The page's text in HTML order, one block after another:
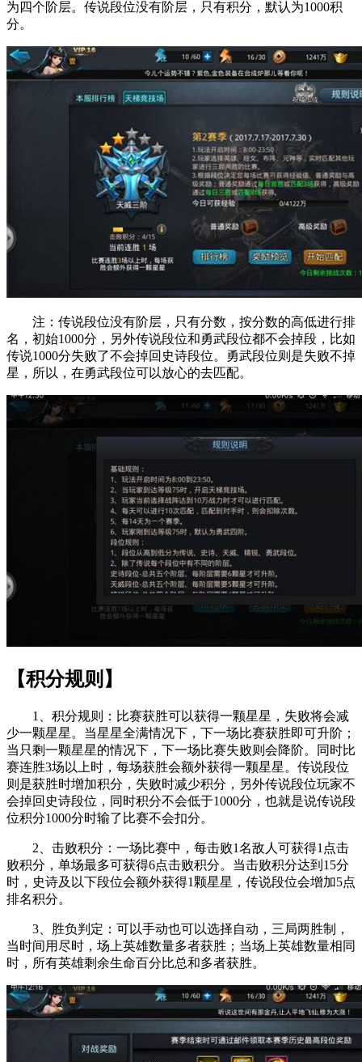
为四个阶层。传说段位没有阶层，只有积分，默认为1000积
分。
注：传说段位没有阶层，只有分数，按分数的高低进行排
名，初始1000分，另外传说段位和勇武段位都不会掉段，比如
传说1000分失败了不会掉回史诗段位。勇武段位则是失败不掉
星，所以，在勇武段位可以放心的去匹配。
【积分规则】
1、积分规则：比赛获胜可以获得一颗星星，失败将会减
少一颗星星。当星星全满情况下，下一场比赛获胜即可升阶；
当只剩一颗星星的情况下，下一场比赛失败则会降阶。同时比
赛连胜3场以上时，每场获胜会额外获得一颗星星。传说段位
则是获胜时增加积分，失败时减少积分，另外传说段位玩家不
会掉回史诗段位，同时积分不会低于1000分，也就是说传说段
位积分1000分时输了比赛不会扣分。
2、击败积分：一场比赛中，每击败1名敌人可获得1点击
败积分，单场最多可获得6点击败积分。当击败积分达到15分
时，史诗及以下段位会额外获得1颗星星，传说段位会增加5点
排名积分。
3、胜负判定：可以手动也可以选择自动，三局两胜制，
当时间用尽时，场上英雄数量多者获胜；当场上英雄数量相同
时，所有英雄剩余生命百分比总和多者获胜。